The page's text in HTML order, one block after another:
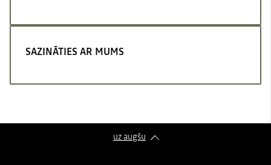
SAZINĀTIES AR MUMS
uz augšu